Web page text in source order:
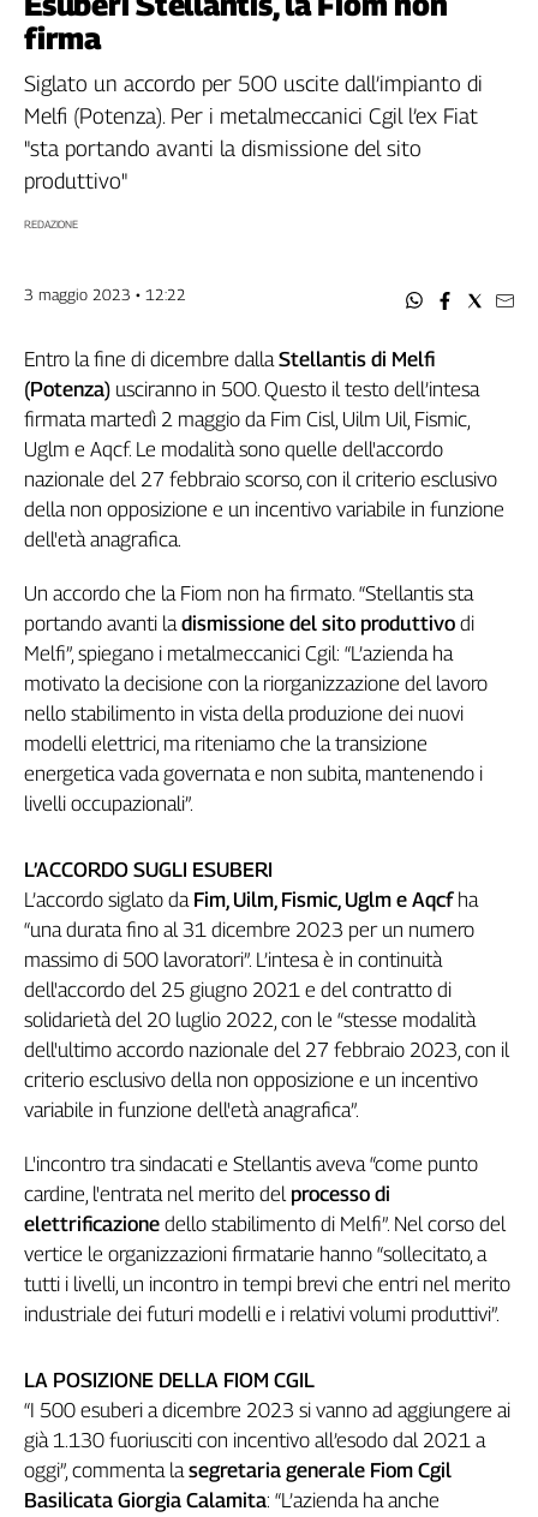
Filcams
Filctem
Fillea
Filt
Fiom
Flc
Nidil
Spi
Inca
Caaf
Speciali
G8
di
il
sangue
della
ragione
120
anni
Cgil
Collettiva
Academy
Play
Rubriche
Collettiva
Talk
La
settimana
Collettiva
Girasoli
Il
Linea
Economica
Tech
It
Easy
Inserti
Diffusa
InFlai
Le
trasmissioni
firma
Siglato un accordo per 500 uscite dall’impianto di
Melfi (Potenza). Per i metalmeccanici Cgil l’ex Fiat
"sta portando avanti la dismissione del sito
produttivo"
REDAZIONE
3 maggio 2023 • 12:22
Entro la fine di dicembre dallaStellantis di Melfi
(Potenza) usciranno in 500. Questo il testo dell’intesa
firmata martedì 2 maggio da Fim Cisl, Uilm Uil, Fismic,
Uglm e Aqcf. Le modalità sono quelle dell'accordo
nazionale del 27 febbraio scorso, con il criterio esclusivo
della non opposizione e un incentivo variabile in funzione
dell'età anagrafica.
Un accordo che la Fiom non ha firmato. “Stellantis sta
portando avanti ladismissione del sito produttivo di
Melfi”, spiegano i metalmeccanici Cgil: “L’azienda ha
motivato la decisione con la riorganizzazione del lavoro
nello stabilimento in vista della produzione dei nuovi
modelli elettrici, ma riteniamo che la transizione
energetica vada governata e non subita, mantenendo i
livelli occupazionali”.
L’ACCORDO SUGLI ESUBERI
L’accordo siglato da Fim, Uilm, Fismic, Uglm e Aqcfha
“una durata fino al 31 dicembre 2023 per un numero
massimo di 500 lavoratori”. L’intesa è in continuità
dell'accordo del 25 giugno 2021 e del contratto di
solidarietà del 20 luglio 2022, con le “stesse modalità
dell'ultimo accordo nazionale del 27 febbraio 2023, con il
criterio esclusivo della non opposizione e un incentivo
variabile in funzione dell'età anagrafica”.
L'incontro tra sindacati e Stellantis aveva “come punto
cardine, l'entrata nel merito del processo di
elettrificazione dello stabilimento di Melfi”. Nel corso del
vertice le organizzazioni firmatarie hanno “sollecitato, a
tutti i livelli, un incontro in tempi brevi che entri nel merito
industriale dei futuri modelli e i relativi volumi produttivi”.
LA POSIZIONE DELLA FIOM CGIL
“I 500 esuberi a dicembre 2023 si vanno ad aggiungere ai
già 1.130 fuoriusciti con incentivo all’esodo dal 2021 a
oggi”, commenta lasegretaria generale Fiom Cgil
Basilicata Giorgia Calamita: “L’azienda ha anche